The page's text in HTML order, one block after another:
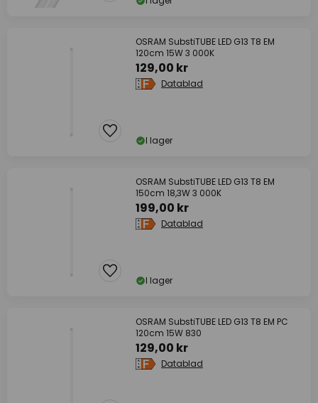
OSRAM SubstiTUBE LED G13 T8 EM
120cm 15W 3 000K
129,00 kr
Datablad
I lager
OSRAM SubstiTUBE LED G13 T8 EM
150cm 18,3W 3 000K
199,00 kr
Datablad
I lager
OSRAM SubstiTUBE LED G13 T8 EM PC
120cm 15W 830
129,00 kr
Datablad